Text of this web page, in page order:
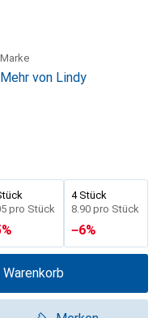
Marke
Mehr von Lindy
pro Stück
%
4 Stück
CHF
8.90 pro Stück
−6%